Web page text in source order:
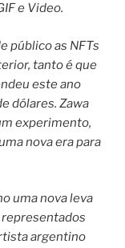
e Video.
público as NFTs
tanto é que
este ano
dólares. Zawa
experimento,
nova era para
uma nova leva
argentino